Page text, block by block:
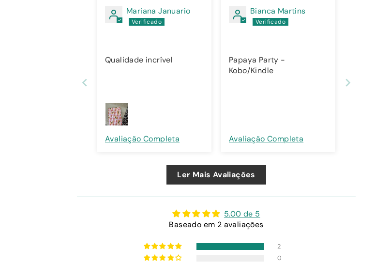
Mariana Januario
Qualidade incrível
Avaliação Completa
Bianca Martins
Papaya Party -
Kobo/Kindle
Avaliação Completa
Ler Mais Avaliações
5.00 de 5
Baseado em 2 avaliações
2
0